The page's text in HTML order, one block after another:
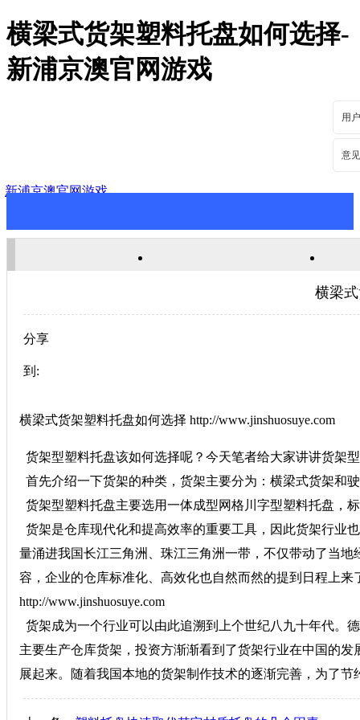
横梁式货架塑料托盘如何选择-
新浦京澳官网游戏
用
意
新浦京澳官网游戏
新
横梁
分享
到:
横梁式货架塑料托盘如何选择 http://www.jinshuosuye.com
货架型塑料托盘该如何选择呢？今天笔者给大家讲讲货架
首先介绍一下货架的种类，货架主要分为：横梁式货架和
货架型塑料托盘主要选用一体成型网格川字型塑料托盘，
货架是仓库现代化和提高效率的重要工具，因此货架行业
量涌进我国长江三角洲、珠江三角洲一带，不仅带动了当
容，企业的仓库标准化、高效化也自然而然的提到日程上
http://www.jinshuosuye.com
货架成为一个行业可以由此追溯到上个世纪八九十年代。
主要生产仓库货架，投资方渐渐看到了货架行业在中国的
展起来。随着我国本地的货架制作技术的逐渐完善，为了